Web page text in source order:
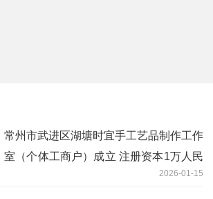
常州市武进区湖塘时宜手工艺品制作工作
室（个体工商户）成立 注册资本1万人民
2026-01-15